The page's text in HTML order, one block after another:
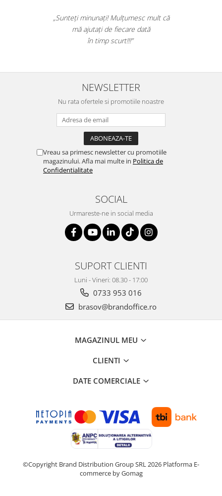
Ecrane de proiectie
Securitate digitala
Adaptoare de calatorie
Baterii si acumulatori
Cabluri si conectivitate
Incarcatoare wireless
Incarcatoare cu fir si auto
Baterii externe - Powerbanks
Cartuse, tonere, consumabile PC
Suporturi si huse telefoane &
Periferice PC si accesorii
Accesorii mobilier
Ghilotine și Trimmere
Calculatoare de birou
Cosuri de gunoi pentru birou
„Sunteți minunați! Mulțumesc mult că
mă ajutați de fiecare dată
în timp scurt!!!”
NEWSLETTER
Nu rata ofertele si promotiile noastre
Vreau sa primesc newsletter cu promotiile
magazinului. Afla mai multe in Politica de
Confidentialitate
SOCIAL
Urmareste-ne in social media
SUPORT CLIENTI
Luni - Vineri: 08.30 - 17:00
0733 953 016
brasov@brandoffice.ro
MAGAZINUL MEU
CLIENTI
DATE COMERCIALE
©Copyright Brand Distribution Group SRL 2026 Platforma E-
commerce by Gomag